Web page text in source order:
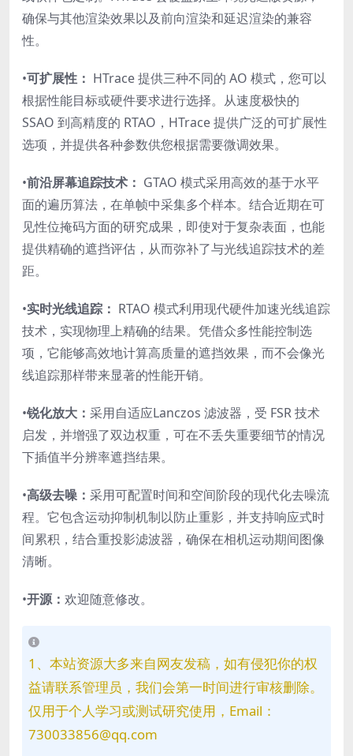
确保与其他渲染效果以及前向渲染和延迟渲染的兼容
性。
•可扩展性： HTrace 提供三种不同的 AO 模式，您可以
根据性能目标或硬件要求进行选择。从速度极快的
SSAO 到高精度的 RTAO，HTrace 提供广泛的可扩展性
选项，并提供各种参数供您根据需要微调效果。
•前沿屏幕追踪技术： GTAO 模式采用高效的基于水平
面的遍历算法，在单帧中采集多个样本。结合近期在可
见性位掩码方面的研究成果，即使对于复杂表面，也能
提供精确的遮挡评估，从而弥补了与光线追踪技术的差
距。
•实时光线追踪： RTAO 模式利用现代硬件加速光线追踪
技术，实现物理上精确的结果。凭借众多性能控制选
项，它能够高效地计算高质量的遮挡效果，而不会像光
线追踪那样带来显著的性能开销。
•锐化放大： 采用自适应Lanczos 滤波器 ，受 FSR 技术
启发，并增强了双边权重，可在不丢失重要细节的情况
下插值半分辨率遮挡结果。
•高级去噪： 采用可配置时间和空间阶段的现代化去噪流
程。它包含运动抑制机制以防止重影，并支持响应式时
间累积，结合重投影滤波器 ，确保在相机运动期间图像
清晰。
•开源： 欢迎随意修改。
1、本站资源大多来自网友发稿，如有侵犯你的权
益请联系管理员，我们会第一时间进行审核删除。
仅用于个人学习或测试研究使用，Email：
730033856@qq.com